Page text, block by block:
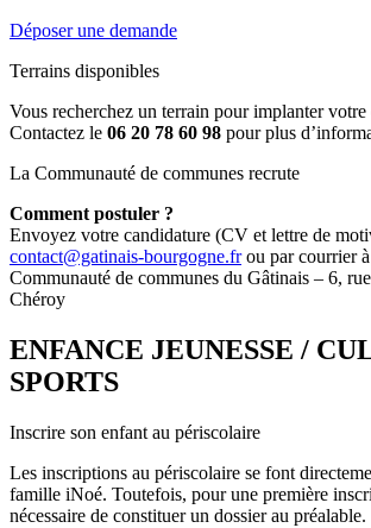
Déposer une demande
Terrains disponibles
Vous recherchez un terrain pour implanter votre
Contactez le 06 20 78 60 98 pour plus
La Communauté de communes recrute
Comment postuler ?
Envoyez votre candidature (CV et lettre de
contact@gatinais-bourgogne.frou par courrier
Communauté de communes du Gâtinais – 6,
Chéroy
ENFANCE JEUNESSE /
SPORTS
Inscrire son enfant au périscolaire
Les inscriptions au périscolaire se font
famille iNoé. Toutefois, pour une première
nécessaire de constituer un dossier au préalable.